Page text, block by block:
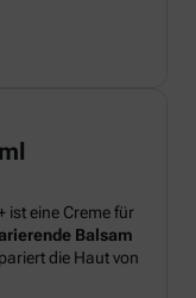
ist eine Creme für
Balsam
die Haut von